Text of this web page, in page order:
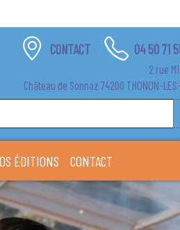
CONTACT 04 50 71
2 rue
Château de Sonnaz 74200 THONON-
ÉDITIONS CONTACT